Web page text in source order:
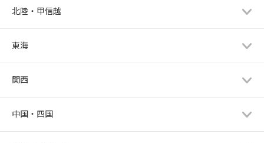
北陸・甲信越
東海
関西
中国・四国